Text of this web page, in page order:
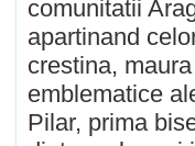
comunitatii
apartinand
crestina,
emblematice
Pilar, prima